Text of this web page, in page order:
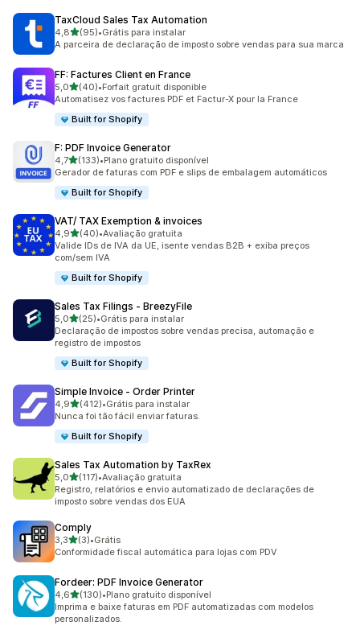
TaxCloud Sales Tax Automation
4,8de 5 estrelas
(95)
95 avaliações ao todo
•Grátis para instalar
A parceira de declaração de imposto sobre vendas para sua marca
FF: Factures Client en France
5,0de 5 estrelas
(40)
40 avaliações ao todo
•Forfait gratuit disponible
Automatisez vos factures PDF et Factur-X pour la France
Built for Shopify
F: PDF Invoice Generator
4,7de 5 estrelas
(133)
133 avaliações ao todo
•Plano gratuito disponível
Gerador de faturas com PDF e slips de embalagem automáticos
Built for Shopify
VAT/ TAX Exemption & invoices
4,9de 5 estrelas
(40)
40 avaliações ao todo
•Avaliação gratuita
Valide IDs de IVA da UE, isente vendas B2B + exiba preços
com/sem IVA
Built for Shopify
Sales Tax Filings ‑ BreezyFile
5,0de 5 estrelas
(25)
25 avaliações ao todo
•Grátis para instalar
Declaração de impostos sobre vendas precisa, automação e
registro de impostos
Built for Shopify
Simple Invoice ‑ Order Printer
4,9de 5 estrelas
(412)
412 avaliações ao todo
•Grátis para instalar
Nunca foi tão fácil enviar faturas.
Built for Shopify
Sales Tax Automation by TaxRex
5,0de 5 estrelas
(117)
117 avaliações ao todo
•Avaliação gratuita
Registro, relatórios e envio automatizado de declarações de
imposto sobre vendas dos EUA
Comply
3,3de 5 estrelas
(3)
3 avaliações ao todo
•Grátis
Conformidade fiscal automática para lojas com PDV
Fordeer: PDF Invoice Generator
4,6de 5 estrelas
(130)
130 avaliações ao todo
•Plano gratuito disponível
Imprima e baixe faturas em PDF automatizadas com modelos
personalizados.